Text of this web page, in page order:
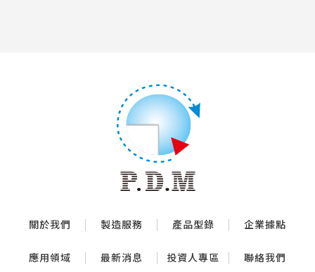
關於我們 製造服務 產品型錄 企業據點
應用領域 最新消息 投資人專區 聯絡我們